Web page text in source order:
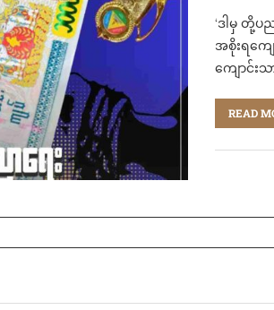
‘ဒါမှ တို့
အစိုးရကျ
ကျောင်း
READ